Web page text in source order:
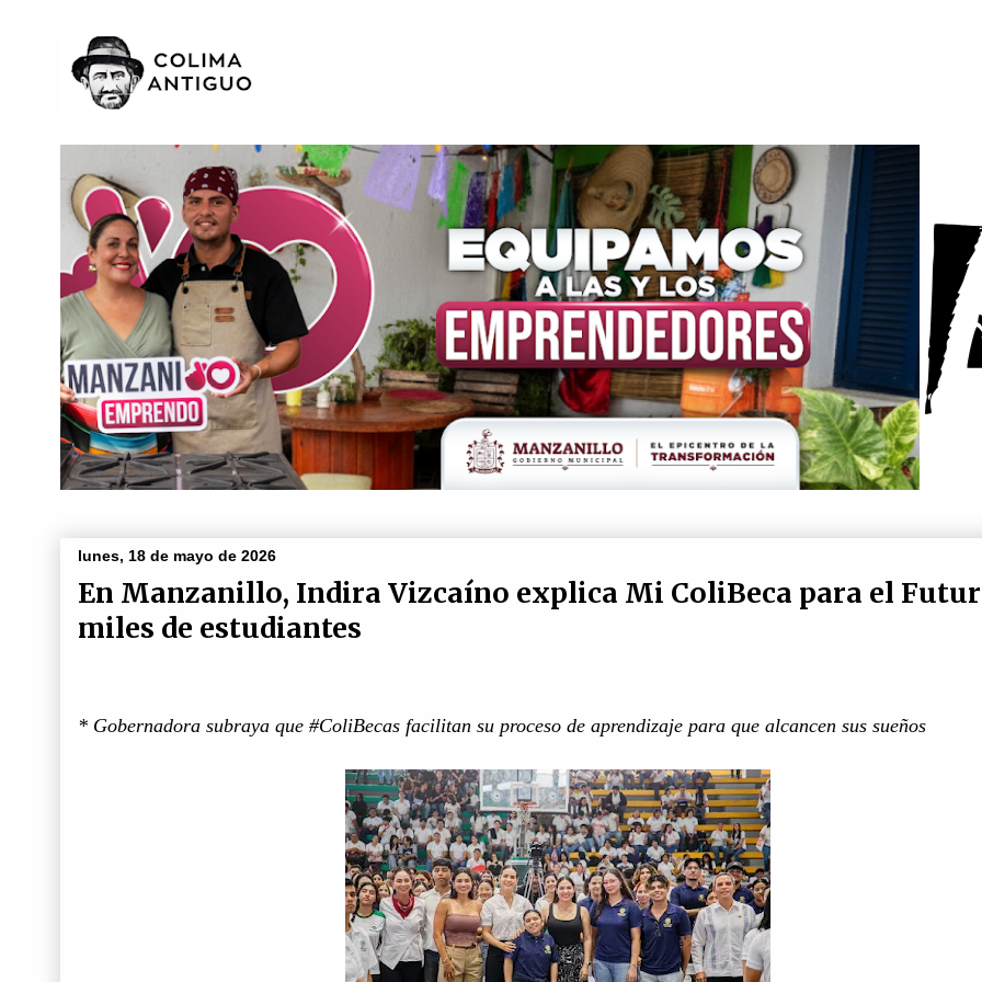
lunes, 18 de mayo de 2026
En Manzanillo, Indira Vizcaíno explica Mi ColiBeca para el
miles de estudiantes
* Gobernadora subraya que #ColiBecas facilitan su proceso de aprendizaje para que alcancen sus sueños